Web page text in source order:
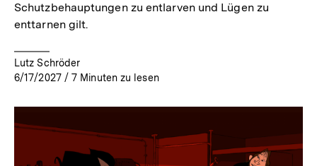
Schutzbehauptungen zu entlarven und Lügen zu
enttarnen gilt.
Lutz Schröder
6/17/2027 / 7 Minuten zu lesen